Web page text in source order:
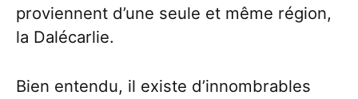
proviennent d’une seule et même région,
la Dalécarlie.
Bien entendu, il existe d’innombrables